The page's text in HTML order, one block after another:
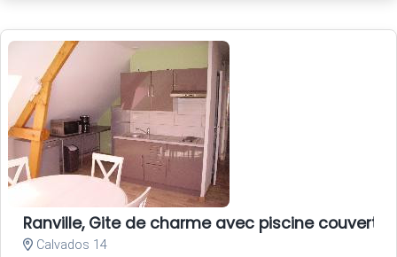
Ranville, Gite de charme avec piscine couverte
Calvados 14